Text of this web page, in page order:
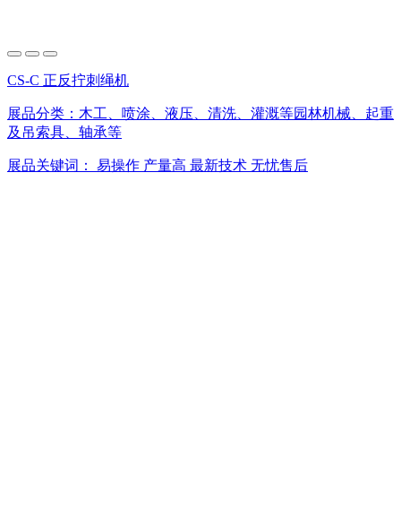
CS-C 正反拧刺绳机
展品分类： 木工、喷涂、液压、清洗、灌溉等园林机械、起重
及吊索具、轴承等
展品关键词： 易操作 产量高 最新技术 无忧售后